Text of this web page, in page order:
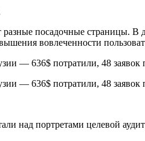
посадочные страницы. В
вовлеченности
над портретами целевой